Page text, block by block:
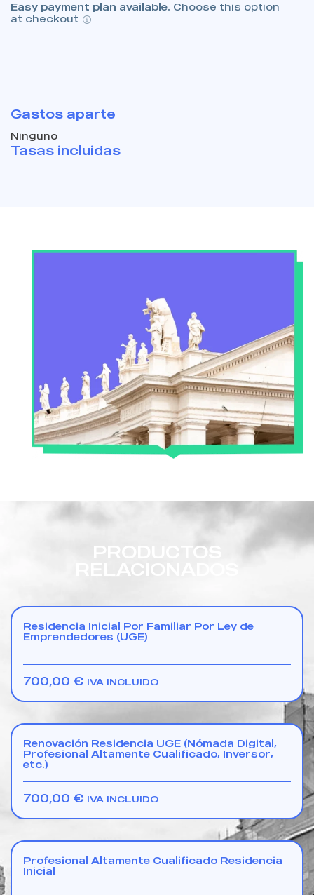
Easy payment plan available. Choose this option
at checkout
Gastos aparte
Ninguno
Tasas incluidas
PRODUCTOS
Residencia Inicial Por Familiar Por Ley de
Emprendedores (UGE)
700,00 € IVA INCLUIDO
Renovación Residencia UGE (Nómada Digital,
Profesional Altamente Cualificado, Inversor,
etc.)
700,00 € IVA INCLUIDO
Profesional Altamente Cualificado Residencia
Inicial